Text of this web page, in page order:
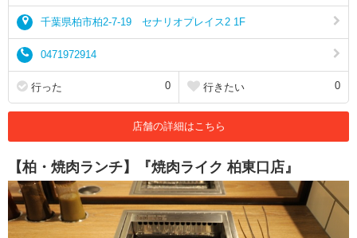
千葉県柏市柏2-7-19 セナリオプレイス2 1F
0471972914
行った 0 行きたい 0
店舗の詳細はこちら
【柏・焼肉ランチ】『焼肉ライク 柏東口店』